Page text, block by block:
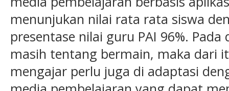
menunjukan nilai rata rata siswa
presentase nilai guru PAI 96%.
masih tentang bermain, maka dari
mengajar perlu juga di adaptasi